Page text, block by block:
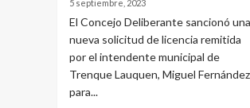
5 septiembre, 2023
El Concejo Deliberante sancionó una
nueva solicitud de licencia remitida
por el intendente municipal de
Trenque Lauquen, Miguel
para...